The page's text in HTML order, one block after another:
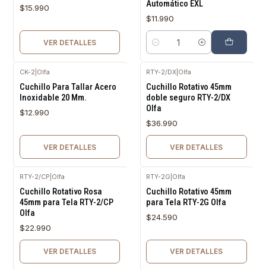
$15.990
VER DETALLES
Automático EXL
$11.990
Cantidad
CK-2 Olfa
Cuchillo Para Tallar Acero
Inoxidable 20 Mm.
$12.990
VER DETALLES
RTY-2/DX Olfa
Cuchillo Rotativo 45mm
doble seguro RTY-2/DX
Olfa
$36.990
VER DETALLES
RTY-2/CP Olfa
Cuchillo Rotativo Rosa
45mm para Tela RTY-2/CP
Olfa
$22.990
VER DETALLES
RTY-2G Olfa
Cuchillo Rotativo 45mm
para Tela RTY-2G Olfa
$24.590
VER DETALLES